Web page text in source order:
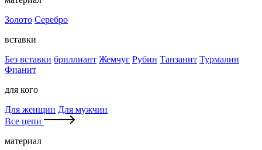
Золото Серебро
вставки
Без вставки бриллиант Жемчуг Рубин Танзанит Турмалин
Фианит
для кого
Для женщин Для мужчин
Все цепи
материал